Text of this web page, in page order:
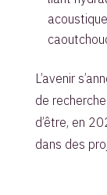
L’avenir
de
d’être, en
dans des